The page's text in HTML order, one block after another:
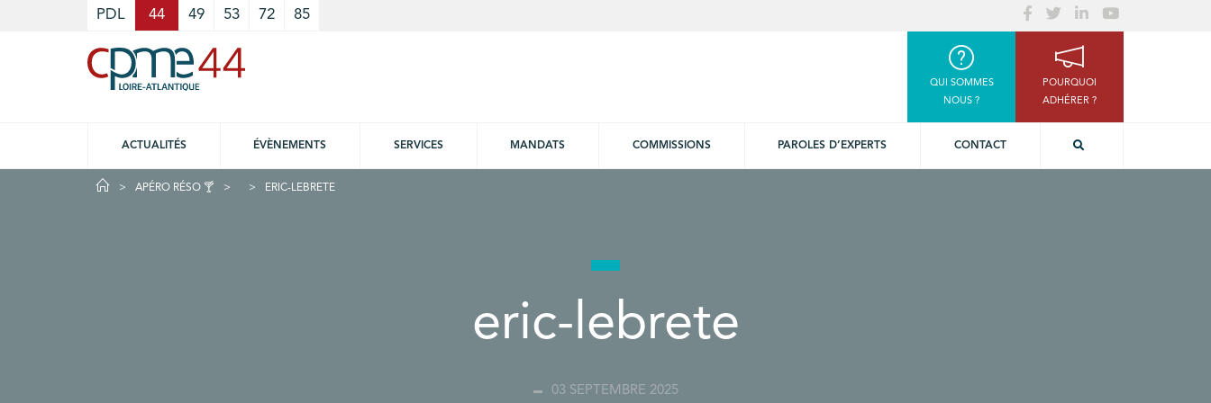
PDL 44 49 53 72 85
QUI SOMMES
NOUS ?
POURQUOI
ADHÉRER ?
ACTUALITÉS ÉVÈNEMENTS SERVICES MANDATS COMMISSIONS PAROLES D’EXPERTS CONTACT
APÉRO RÉSO 🍸 ERIC-LEBRETE
eric-lebrete
03 SEPTEMBRE 2025
Cookies management panel